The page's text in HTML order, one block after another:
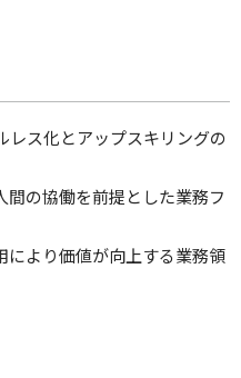
レス化とアップスキリングの
間の協働を前提とした業務フ
により価値が向上する業務領